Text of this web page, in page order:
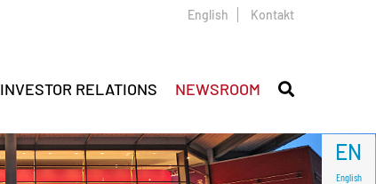
EN
English
English Kontakt
INVESTOR RELATIONS NEWSROOM